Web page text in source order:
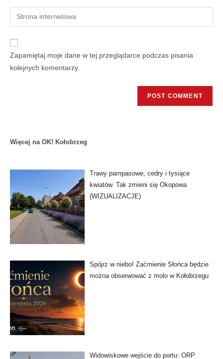
Zapamiętaj moje dane w tej przeglądarce podczas pisania
kolejnych komentarzy.
Więcej na OK! Kołobrzeg
Trawy pampasowe, cedry i tysiące
kwiatów. Tak zmieni się Okopowa
(WIZUALIZACJE)
Spójrz w niebo! Zaćmienie Słońca będzie
można obserwować z molo w Kołobrzegu
Widowiskowe wejście do portu: ORP